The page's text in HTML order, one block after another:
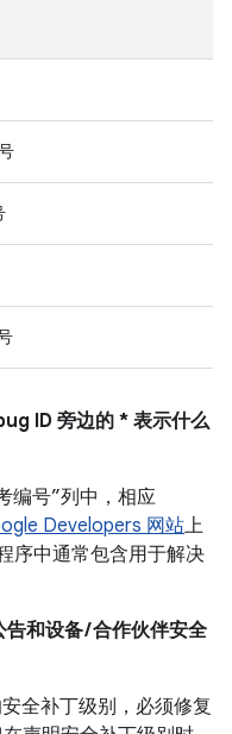
ID 旁边的 * 表示什么
编号”列中，相应
Developers 网站上
序中通常包含用于解决
和设备 / 合作伙伴安全
全补丁级别，必须修复